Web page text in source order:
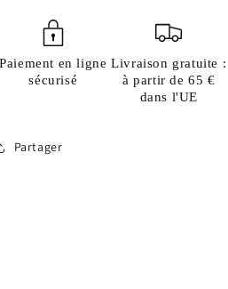
Paiement en ligne
sécurisé
Livraison gratuite :
à partir de 65 €
dans l'UE
Partager